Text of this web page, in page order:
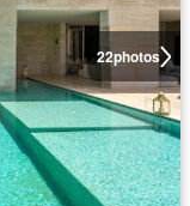
22photos